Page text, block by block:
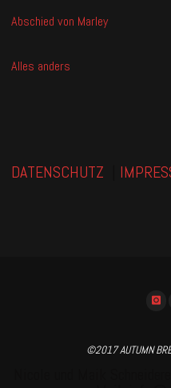
Abschied von Marley
Alles anders
DATENSCHUTZ
©2017 AUTUMN